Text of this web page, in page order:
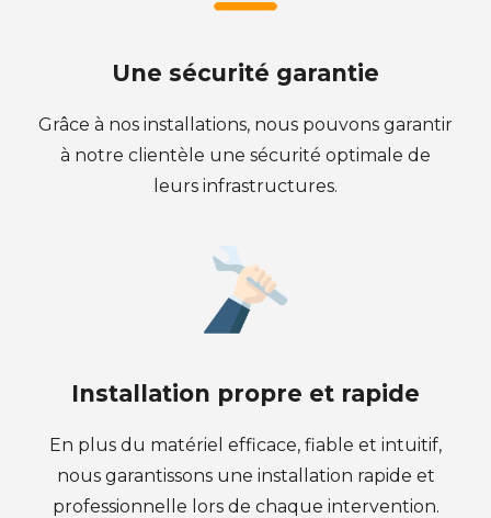
Une sécurité garantie
Grâce à nos installations, nous pouvons garantir
à notre clientèle une sécurité optimale de
leurs infrastructures.
Installation propre et rapide
En plus du matériel efficace, fiable et intuitif,
nous garantissons une installation rapide et
professionnelle lors de chaque intervention.